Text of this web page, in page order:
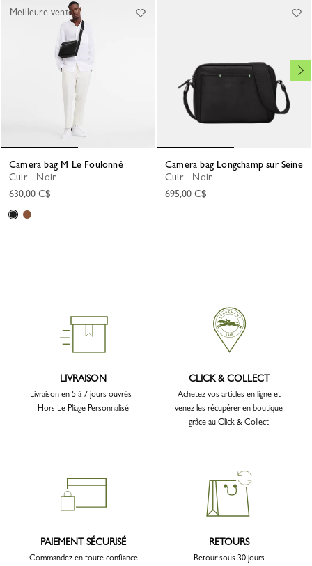
Camera bag M Le Foulonné
Cuir - Noir
630,00 C$
Meilleure vente
Camera bag Longchamp sur Seine
Cuir - Noir
695,00 C$
LIVRAISON
Livraison en 5 à 7 jours ouvrés -
Hors Le Pliage Personnalisé
CLICK & COLLECT
Achetez vos articles en ligne et
venez les récupérer en boutique
grâce au Click & Collect
PAIEMENT SÉCURISÉ
Commandez en toute confiance
RETOURS
Retour sous 30 jours